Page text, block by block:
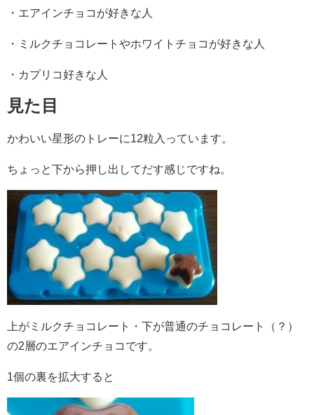
・エアインチョコが好きな人
・ミルクチョコレートやホワイトチョコが好きな人
・カプリコ好きな人
見た目
かわいい星形のトレーに12粒入っています。
ちょっと下から押し出してだす感じですね。
上がミルクチョコレート・下が普通のチョコレート（？）
の2層のエアインチョコです。
1個の裏を拡大すると